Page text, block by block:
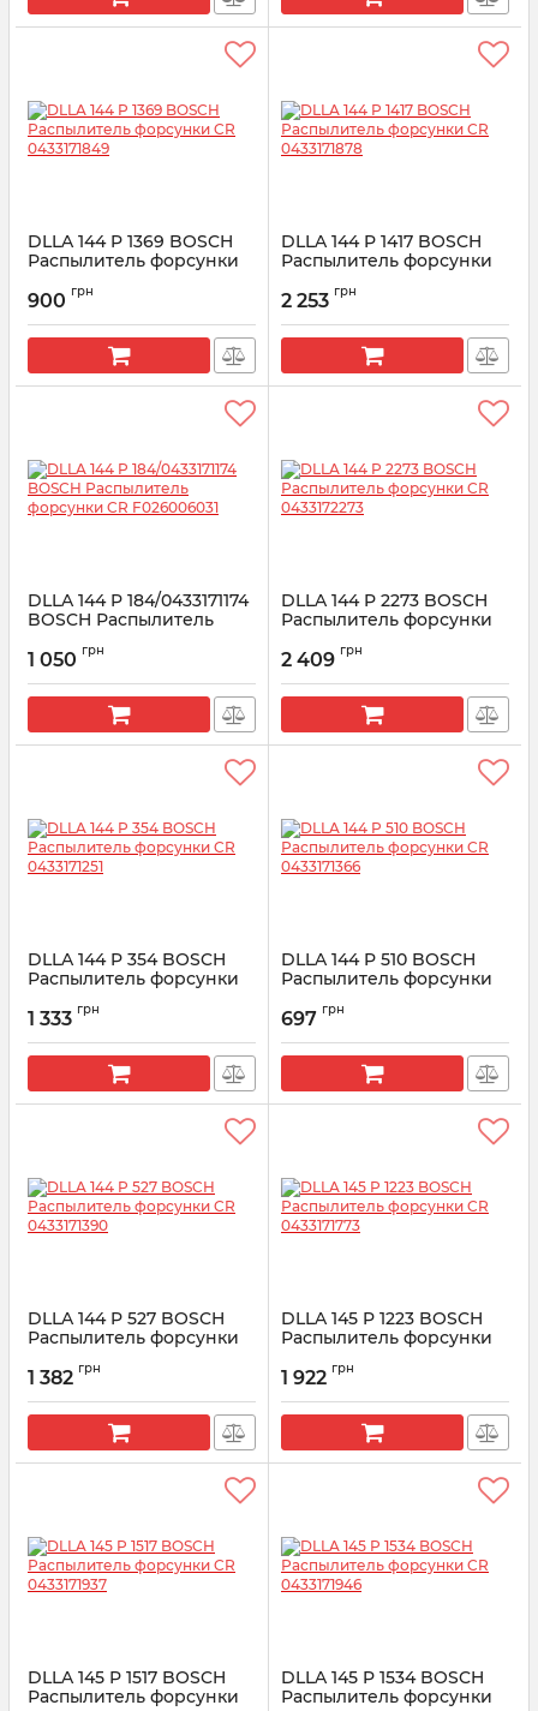
DLLA 144 P 1369 BOSCH
Распылитель форсунки
Артикул:
900 грн
DLLA 144 P 1417 BOSCH
Распылитель форсунки
Артикул:
2 253 грн
DLLA 144 P 184/0433171174
BOSCH Распылитель
Артикул:
1 050 грн
DLLA 144 P 2273 BOSCH
Распылитель форсунки
Артикул: 0433172273
2 409 грн
DLLA 144 P 354 BOSCH
Распылитель форсунки
Артикул:
1 333 грн
DLLA 144 P 510 BOSCH
Распылитель форсунки
Артикул:
697 грн
DLLA 144 P 527 BOSCH
Распылитель форсунки
Артикул:
1 382 грн
DLLA 145 P 1223 BOSCH
Распылитель форсунки
Артикул:
1 922 грн
DLLA 145 P 1517 BOSCH
Распылитель форсунки
DLLA 145 P 1534 BOSCH
Распылитель форсунки